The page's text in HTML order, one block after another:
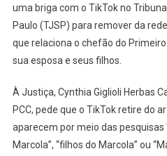
uma briga com o TikTok no
Paulo (TJSP) para remover da
que relaciona o chefão do
sua esposa e seus filhos.
À Justiça, Cynthia Giglioli Herbas
PCC, pede que o TikTok retire do
aparecem por meio das pesquisas
Marcola”, “filhos do Marcola” ou